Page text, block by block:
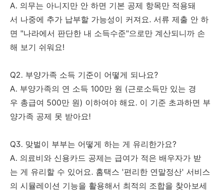
A. 의무는 아니지만 안 하면 기본 공제 항목만 적용돼
서 나중에 추가 납부할 가능성이 커져요. 서류 제출 안 하
면 "나라에서 판단한 내 소득수준"으로만 계산되니까 손
해 보기 쉬워요!
Q2. 부양가족 소득 기준이 어떻게 되나요?
A. 부양가족의 연 소득 100만 원 (근로소득만 있는 경
우 총급여 500만 원) 이하여야 해요. 이 기준 초과하면 부
양가족 공제 못 받아요!
Q3. 맞벌이 부부는 어떻게 하는 게 유리한가요?
A. 의료비와 신용카드 공제는 급여가 적은 배우자가 받
는 게 유리할 수 있어요. 홈택스 '편리한 연말정산' 서비스
의 시뮬레이션 기능을 활용해서 최적의 조합을 찾아보세